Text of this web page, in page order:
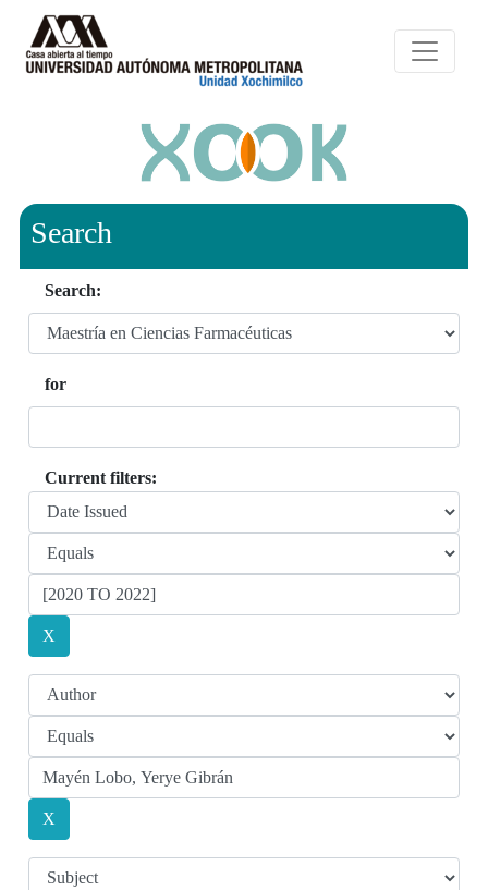
Search
Search:
for
Current filters: